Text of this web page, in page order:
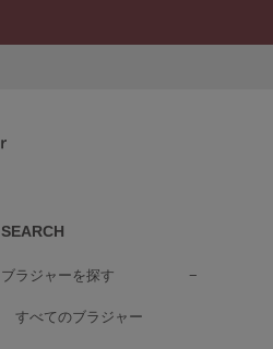
SEARCH
ブラジャーを探す
すべてのブラジャー